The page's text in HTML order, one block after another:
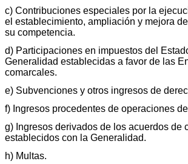
c) Contribuciones especiales por la
el establecimiento, ampliación y mejora
su competencia.
d) Participaciones en impuestos del
Generalidad establecidas a favor de las
comarcales.
e) Subvenciones y otros ingresos de
f) Ingresos procedentes de operaciones
g) Ingresos derivados de los acuerdos de
establecidos con la Generalidad.
h) Multas.